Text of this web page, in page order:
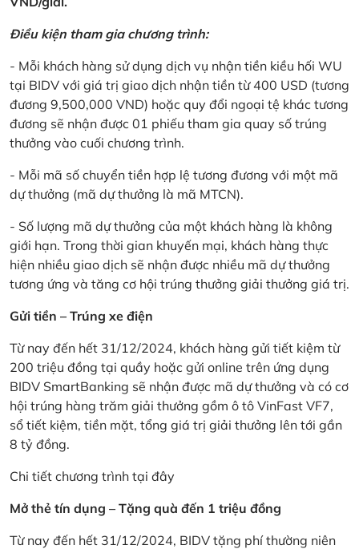
Điều kiện tham gia chương trình:
- Mỗi khách hàng sử dụng dịch vụ nhận tiền kiều hối WU
tại BIDV với giá trị giao dịch nhận tiền từ 400 USD (tương
đương 9,500,000 VND) hoặc quy đổi ngoại tệ khác tương
đương sẽ nhận được 01 phiếu tham gia quay số trúng
thưởng vào cuối chương trình.
- Mỗi mã số chuyển tiền hợp lệ tương đương với một mã
dự thưởng (mã dự thưởng là mã MTCN).
- Số lượng mã dự thưởng của một khách hàng là không
giới hạn. Trong thời gian khuyến mại, khách hàng thực
hiện nhiều giao dịch sẽ nhận được nhiều mã dự thưởng
tương ứng và tăng cơ hội trúng thưởng giải thưởng giá trị.
Gửi tiền – Trúng xe điện
Từ nay đến hết 31/12/2024, khách hàng gửi tiết kiệm từ
200 triệu đồng tại quầy hoặc gửi online trên ứng dụng
BIDV SmartBanking sẽ nhận được mã dự thưởng và có cơ
hội trúng hàng trăm giải thưởng gồm ô tô VinFast VF7,
sổ tiết kiệm, tiền mặt, tổng giá trị giải thưởng lên tới gần
8 tỷ đồng.
Chi tiết chương trình tại đây
Mở thẻ tín dụng – Tặng quà đến 1 triệu đồng
Từ nay đến hết 31/12/2024, BIDV tặng phí thường niên